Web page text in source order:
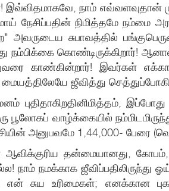
நாம் எவ்வளவுதான்
நேசிப்பதின் நிமித்தமே நம்மை
அவருடைய சுபாவத்தில்
நம்பிக்கை கொண்டிருக்கிறார்!
காண்கின்றார்! இவர்கள்
மையத்திலேயே ஜீவித்து
புதிதாகிறதினிமித்தம்,
பூலோகப் வாழ்க்கையில்
அனுபவமே 1,44,000- பேரை
தன்மையானது,
நாம் நமக்காக
என் சுய உரிமைகள்; எனக்கான